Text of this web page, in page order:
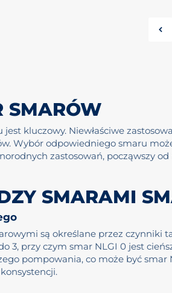
SMARÓW
kluczowy. Niewłaściwe
Wybór odpowiedniego smaru
zastosowań, począwszy
SMARAMI
są określane przez czynniki
3, przy czym smar NLGI 0 jest
pompowania, co może być